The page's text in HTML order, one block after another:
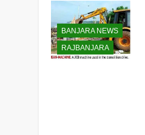
BANJARA NEWS
RAJBANJARA